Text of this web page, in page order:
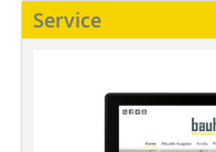
Service